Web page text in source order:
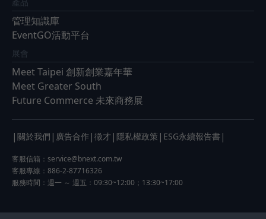
管理知識庫
EventGO活動平台
展會
Meet Taipei 創新創業嘉年華
Meet Greater South
Future Commerce 未來商務展
| 關於我們 | 廣告合作 | 徵才 | 隱私權政策 | ESG永續報告書 |
客服信箱： service@bnext.com.tw
客服專線：886-2-87716326
服務時間：週一 ～ 週五：09:30~12:00；13:30~17:00